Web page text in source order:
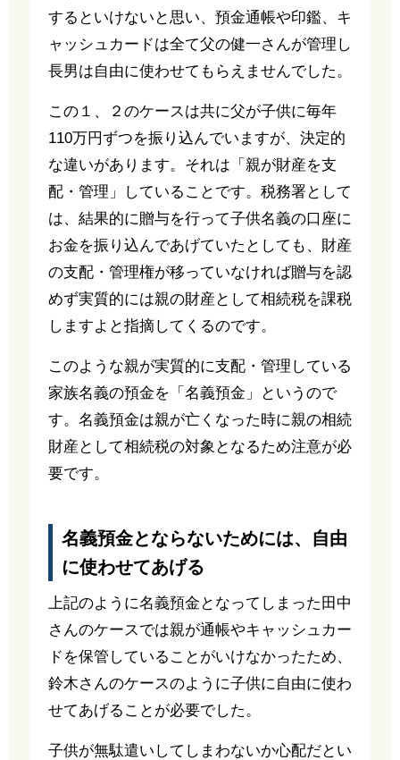
するといけないと思い、預金通帳や印鑑、キ
ャッシュカードは全て父の健一さんが管理し
長男は自由に使わせてもらえませんでした。
この１、２のケースは共に父が子供に毎年
110万円ずつを振り込んでいますが、決定的
な違いがあります。それは「親が財産を支
配・管理」していることです。税務署として
は、結果的に贈与を行って子供名義の口座に
お金を振り込んであげていたとしても、財産
の支配・管理権が移っていなければ贈与を認
めず実質的には親の財産として相続税を課税
しますよと指摘してくるのです。
このような親が実質的に支配・管理している
家族名義の預金を「名義預金」というので
す。名義預金は親が亡くなった時に親の相続
財産として相続税の対象となるため注意が必
要です。
名義預金とならないためには、自由
に使わせてあげる
上記のように名義預金となってしまった田中
さんのケースでは親が通帳やキャッシュカー
ドを保管していることがいけなかったため、
鈴木さんのケースのように子供に自由に使わ
せてあげることが必要でした。
子供が無駄遣いしてしまわないか心配だとい